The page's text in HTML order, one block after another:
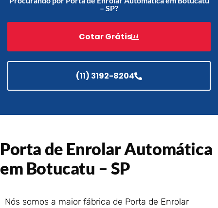
Enrolar em São Pedro da
Aldeia – RJ
Enrolar em São João de
Portão de Garagem de
Enrolar em Rio das Ostras –
Portão de Garagem de
Portão de Garagem de
Enrolar em Petrópolis – RJ
Portão de Garagem de
Enrolar em Paraty – RJ
Enrolar em Nova Iguaçu – RJ
– SP?
Cotar Grátis
(11) 3192-8204
Porta de Enrolar Automática
em Botucatu – SP
Nós somos a maior fábrica de Porta de Enrolar